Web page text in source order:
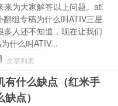
来为大家解答以上问题。ati
翻组专稿为什么叫ATIV三星
多人还不知道，现在让我们
什么叫ATIV...
文章列表
有什么缺点（红米手
点）